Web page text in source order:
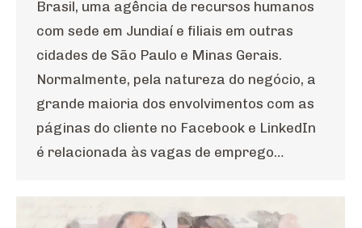
Brasil, uma agência de recursos humanos
com sede em Jundiaí e filiais em outras
cidades de São Paulo e Minas Gerais.
Normalmente, pela natureza do negócio, a
grande maioria dos envolvimentos com as
páginas do cliente no Facebook e LinkedIn
é relacionada às vagas de emprego…